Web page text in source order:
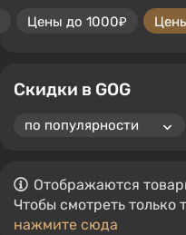
Цены до 1000₽
Скидки в GOG
Отображаются
Чтобы смотреть
нажмите сюда